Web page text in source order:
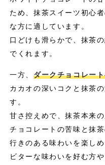
ため、抹茶スイーツ初心
な方に適しています。
口どけも滑らかで、抹茶
でくれます。
一方、 ダークチョコレー
カカオの深いコクと抹茶
す。
甘さ控えめで、抹茶本来
チョコレートの苦味と抹
行きのある味わいを楽しめ
ビターな味わいを好む方